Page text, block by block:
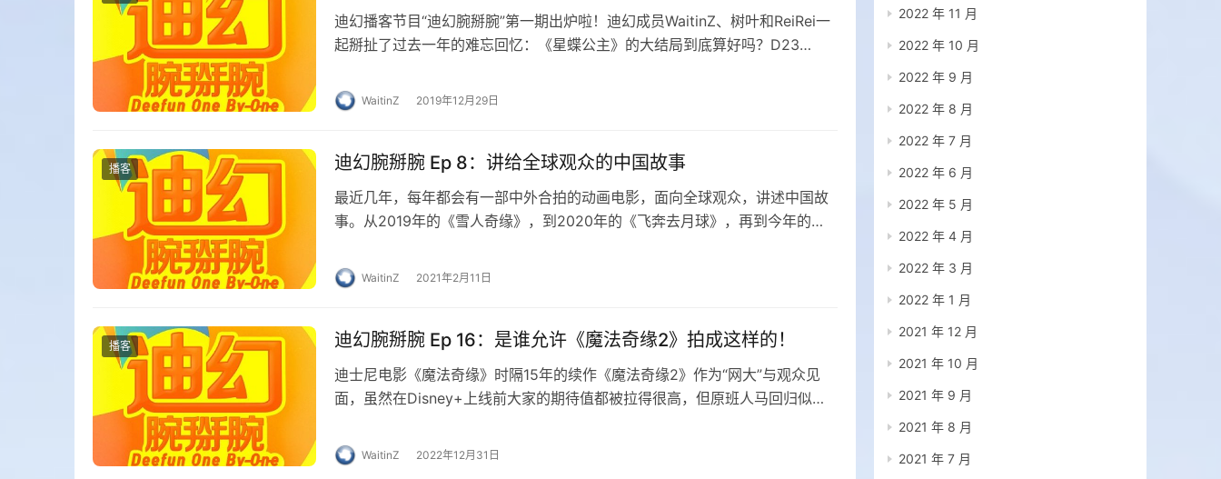
迪幻播客节目“迪幻腕掰腕”第一期出炉啦！迪幻成员WaitinZ、树叶和ReiRei一
起掰扯了过去一年的难忘回忆：《星蝶公主》的大结局到底算好吗？D23
WaitinZ 2019年12月29日
播客 迪幻腕掰腕 Ep 8：讲给全球观众的中国故事
最近几年，每年都会有一部中外合拍的动画电影，面向全球观众，讲述中国故
事。从2019年的《雪人奇缘》，到2020年的《飞奔去月球》，再到今年的
WaitinZ 2021年2月11日
播客 迪幻腕掰腕 Ep 16：是谁允许《魔法奇缘2》拍成这样的！
迪士尼电影《魔法奇缘》时隔15年的续作《魔法奇缘2》作为“网大”与观众见
面，虽然在Disney+上线前大家的期待值都被拉得很高，但原班人马回归似乎
WaitinZ 2022年12月31日
2022 年 11 月
2022 年 10 月
2022 年 9 月
2022 年 8 月
2022 年 7 月
2022 年 6 月
2022 年 5 月
2022 年 4 月
2022 年 3 月
2022 年 1 月
2021 年 12 月
2021 年 10 月
2021 年 9 月
2021 年 8 月
2021 年 7 月